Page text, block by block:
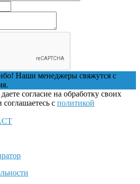
Наши менеджеры свяжутся с
согласие на обработку своих
с политикой